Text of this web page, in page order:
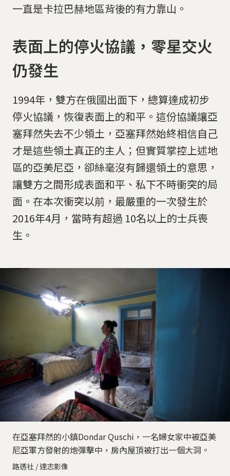
一直是卡拉巴赫地區背後的有力靠山。
表面上的停火協議，零星交火
仍發生
1994年，雙方在俄國出面下，總算達成初步
停火協議，恢復表面上的和平。這份協議讓亞
塞拜然失去不少領土，亞塞拜然始終相信自己
才是這些領土真正的主人；但實質掌控上述地
區的亞美尼亞，卻絲毫沒有歸還領土的意思，
讓雙方之間形成表面和平、私下不時衝突的局
面。在本次衝突以前，最嚴重的一次發生於
2016年4月，當時有超過 10名以上的士兵喪
生。
在亞塞拜然的小鎮Dondar Quschi，一名婦女家中被亞美
尼亞軍方發射的炮彈擊中，房內屋頂被打出一個大洞。
路透社 / 達志影像